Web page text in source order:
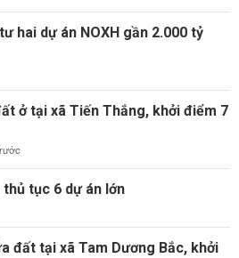
hai dự án NOXH gần 2.000 tỷ
ở tại xã Tiến Thắng, khởi điểm 7
tục 6 dự án lớn
đất tại xã Tam Dương Bắc, khởi